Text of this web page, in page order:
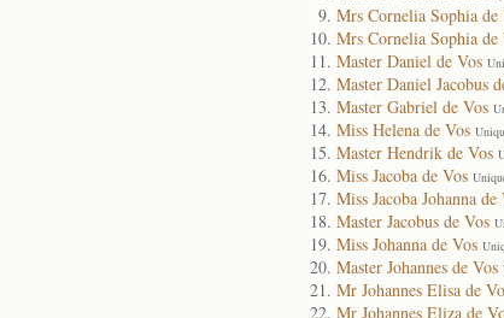
Mrs Cornelia Sophia de
Mrs Cornelia Sophia de
Master Daniel de Vos
Master Daniel Jacobus
Master Gabriel de Vos
Miss Helena de Vos
Master Hendrik de Vos
Miss Jacoba de Vos
Miss Jacoba Johanna de
Master Jacobus de Vos
Miss Johanna de Vos
Master Johannes de Vos
Mr Johannes Elisa de
Mr Johannes Eliza de